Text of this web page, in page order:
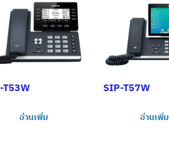
T53W
อ่านเพิ่ม
SIP-T57W
อ่านเพิ่ม